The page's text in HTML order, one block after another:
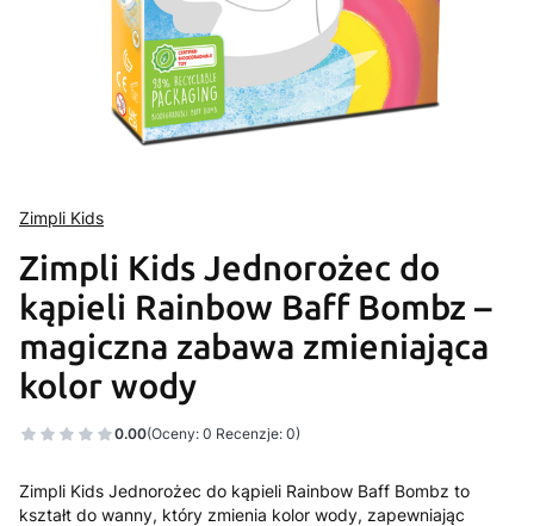
Zimpli Kids
Zimpli Kids Jednorożec do
kąpieli Rainbow Baff Bombz –
magiczna zabawa zmieniająca
kolor wody
0.00(Oceny: 0 Recenzje: 0)
Zimpli Kids Jednorożec do kąpieli Rainbow Baff Bombz to
kształt do wanny, który zmienia kolor wody, zapewniając